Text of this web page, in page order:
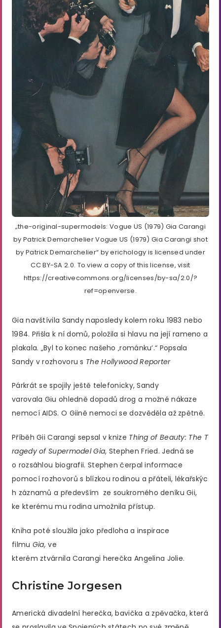
„the-original-supermodels: Vogue US (1979) Gia Carangi
by Patrick Demarchelier Vogue US (1979) Gia Carangi shot
by Patrick Demarchelier“ by erichology is licensed under
CC BY-SA 2.0. To view a copy of this license, visit
https://creativecommons.org/licenses/by-sa/2.0/?
ref=openverse.
Gia navštívila Sandy naposledy kolem roku 1983 nebo
1984. Přišla k ní domů, položila si hlavu na její rameno a
plakala. „Byl to konec našeho ‚románku‘.“ Popsala
Sandy v rozhovoru s The Hollywood Reporter
Párkrát se spojily ještě telefonicky, Sandy
varovala Giu ohledně dopadů drog a možné nákaze
nemocí AIDS. O Giině nemoci se dozvěděla až zpětně.
Příběh Gii Carangi sepsal v knize Thing of Beauty: The T
ragedy of Supermodel Gia, Stephen Fried. Jedná se
o rozsáhlou biografii. Stephen čerpal informace
pomocí rozhovorů s blízkou rodinou a přáteli, lékařskýc
h záznamů a především ze soukromého deníku Gii,
ke kterému mu rodina umožnila přístup.
Kniha poté sloužila jako předloha a inspirace
filmu Gia,ve
kterém ztvárnila Carangi herečka Angelina Jolie.
Christine Jorgesen
Americká divadelní herečka, bavička a zpěvačka, která